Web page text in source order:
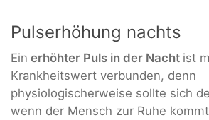
Pulserhöhung nachts
Ein erhöhter Puls in der Nacht ist
Krankheitswert verbunden, denn
physiologischerweise sollte sich
wenn der Mensch zur Ruhe